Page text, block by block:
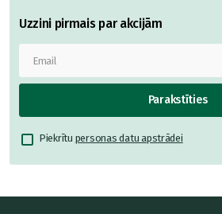
Uzzini pirmais par akcijām
Parakstīties
Piekrītu personas datu apstrādei